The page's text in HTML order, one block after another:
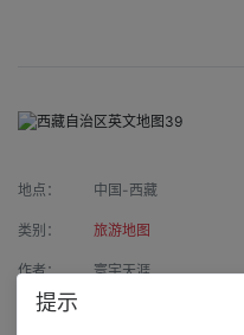
地点： 中国-西藏
类别： 旅游地图
作者： 寰宇天涯
来源：
提示